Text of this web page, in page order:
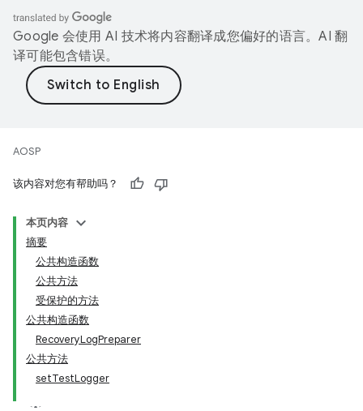
Google 会使用 AI 技术将内容翻译成您偏好的语言。AI 翻
译可能包含错误。
AOSP
该内容对您有帮助吗？
本页内容
摘要
公共构造函数
公共方法
受保护的方法
公共构造函数
RecoveryLogPreparer
公共方法
setTestLogger